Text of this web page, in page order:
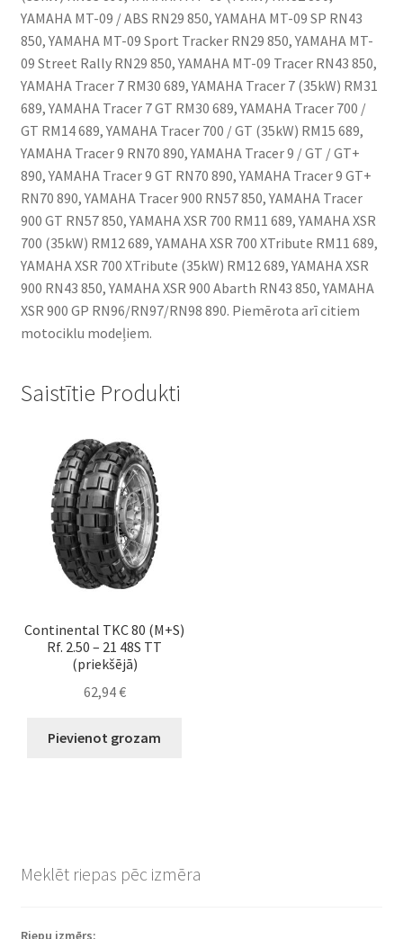
YAMAHA MT-09 / ABS RN29 850, YAMAHA MT-09 SP RN43
850, YAMAHA MT-09 Sport Tracker RN29 850, YAMAHA MT-
09 Street Rally RN29 850, YAMAHA MT-09 Tracer RN43 850,
YAMAHA Tracer 7 RM30 689, YAMAHA Tracer 7 (35kW) RM31
689, YAMAHA Tracer 7 GT RM30 689, YAMAHA Tracer 700 /
GT RM14 689, YAMAHA Tracer 700 / GT (35kW) RM15 689,
YAMAHA Tracer 9 RN70 890, YAMAHA Tracer 9 / GT / GT+
890, YAMAHA Tracer 9 GT RN70 890, YAMAHA Tracer 9 GT+
RN70 890, YAMAHA Tracer 900 RN57 850, YAMAHA Tracer
900 GT RN57 850, YAMAHA XSR 700 RM11 689, YAMAHA XSR
700 (35kW) RM12 689, YAMAHA XSR 700 XTribute RM11 689,
YAMAHA XSR 700 XTribute (35kW) RM12 689, YAMAHA XSR
900 RN43 850, YAMAHA XSR 900 Abarth RN43 850, YAMAHA
XSR 900 GP RN96/RN97/RN98 890. Piemērota arī citiem
motociklu modeļiem.
Saistītie Produkti
Continental TKC 80 (M+S)
Rf. 2.50 – 21 48S TT
(priekšējā)
62,94€
Pievienot grozam
Meklēt riepas pēc izmēra
Riepu izmērs: